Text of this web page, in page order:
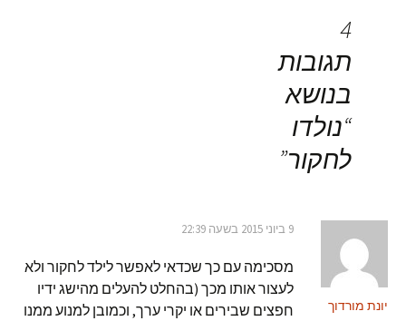
בפוסטים
4
תגובות
בנושא
“נולדו
לחקור”
יונת מורדוך
9 ביוני 2015 בשעה 22:39
מסכימה עם כך שכדאי לאפשר לילד לחקור ולא
לעצור אותו מכך (בהחלט להעלים מהישג ידיו
חפצים שבירים או יקרי ערך, וכמובן למנוע ממנו